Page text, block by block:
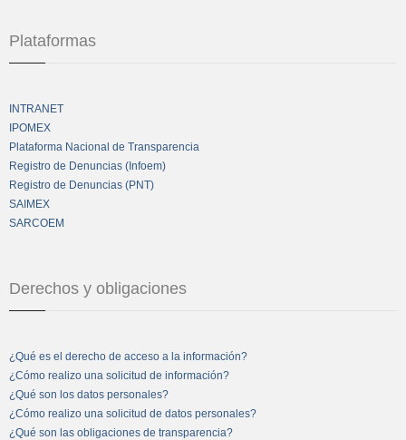
Plataformas
INTRANET
IPOMEX
Plataforma Nacional de Transparencia
Registro de Denuncias (Infoem)
Registro de Denuncias (PNT)
SAIMEX
SARCOEM
Derechos y obligaciones
¿Qué es el derecho de acceso a la información?
¿Cómo realizo una solicitud de información?
¿Qué son los datos personales?
¿Cómo realizo una solicitud de datos personales?
¿Qué son las obligaciones de transparencia?